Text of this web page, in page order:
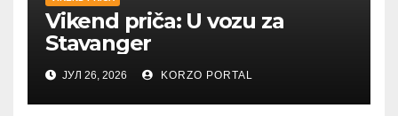
Vikend priča: U vozu za
Stavanger
ЈУЛ 26, 2026 KORZO PORTAL